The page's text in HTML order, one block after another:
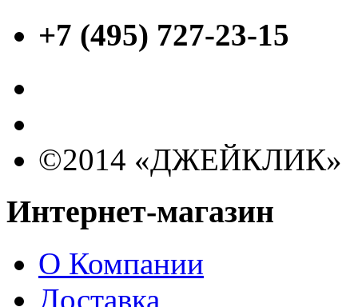
+7 (495) 727-23-15
©2014 «ДЖЕЙКЛИК»
Интернет-магазин
О Компании
Доставка